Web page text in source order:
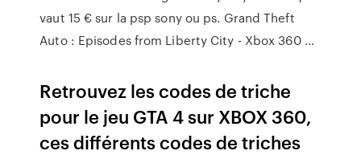
vaut 15 € sur la psp sony ou ps. Grand Theft
Auto : Episodes from Liberty City - Xbox 360 ...
Retrouvez les codes de triche
pour le jeu GTA 4 sur XBOX 360,
ces différents codes de triches